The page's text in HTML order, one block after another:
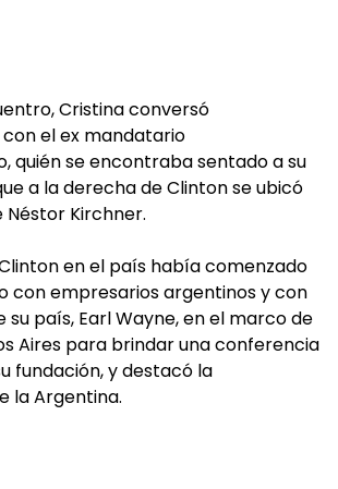
Cristina conversó
el ex mandatario
quién se encontraba sentado a su
a la derecha de Clinton se ubicó
Kirchner.
en el país había comenzado
con empresarios argentinos y con
su país, Earl Wayne, en el marco de
Aires para brindar una conferencia
fundación, y destacó la
la Argentina.